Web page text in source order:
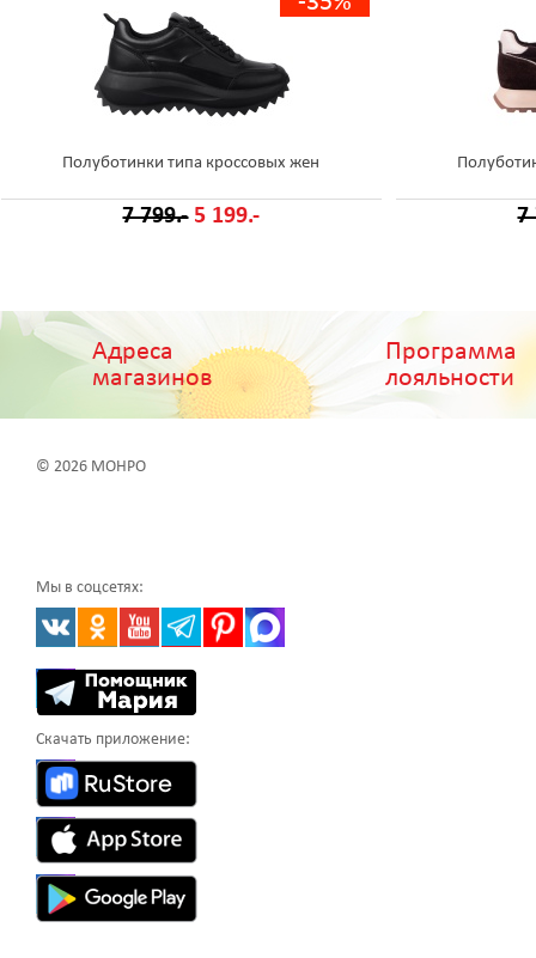
Полуботинки типа кроссовых жен
7 799.- 5 199.- 7
Адреса
магазинов
Программа
лояльности
© 2026 МОНРО
Мы в соцсетях:
Скачать приложение: